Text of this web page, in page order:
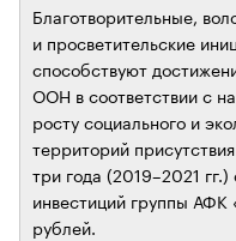
Благотворительные,
и просветительские
способствуют
ООН в соответствии с
росту социального и
территорий
три года (2019–2021
инвестиций группы
рублей.